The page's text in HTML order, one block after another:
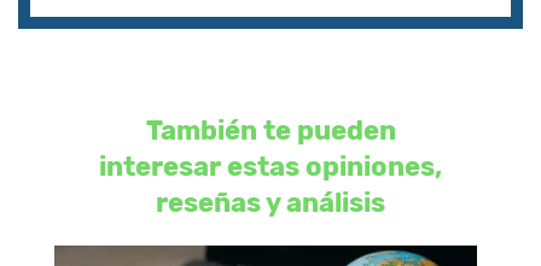
También te pueden
interesar estas opiniones,
reseñas y análisis